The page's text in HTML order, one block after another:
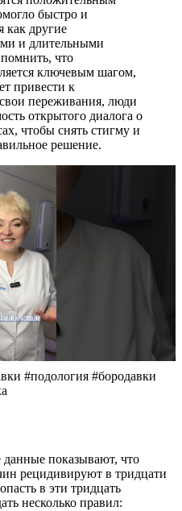
быстро и
как другие
и длительными
что
ключевым шагом,
привести к
переживания, люди
открытого диалога о
чтобы снять стигму и
решение.
#подология #бородавки
данные показывают, что
рецидивируют в тридцати
в эти тридцать
несколько правил: